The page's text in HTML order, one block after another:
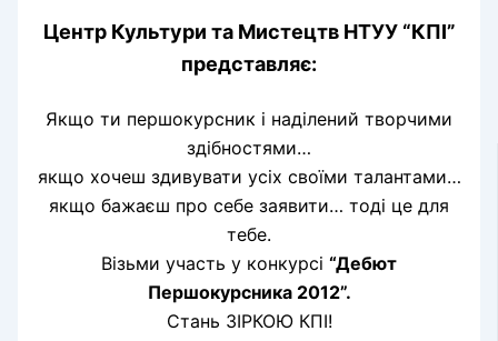
Центр Культури та Мистецтв НТУУ “КПІ”
представляє:
Якщо ти першокурсник і наділений творчими
здібностями…
якщо хочеш здивувати усіх своїми талантами…
якщо бажаєш про себе заявити… тоді це для
тебе.
Візьми участь у конкурсі “Дебют
Першокурсника 2012”.
Стань ЗІРКОЮ КПІ!